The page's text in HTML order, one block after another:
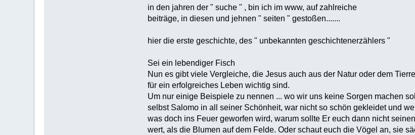
in den jahren der " suche " , bin ich im www, auf zahlreiche
beiträge, in diesen und jehnen " seiten " gestoßen.......
hier die erste geschichte, des " unbekannten geschichtenerzählers "
Sei ein lebendiger Fisch
Nun es gibt viele Vergleiche, die Jesus auch aus der Natur oder dem
für ein erfolgreiches Leben wichtig sind.
Um nur einige Beispiele zu nennen ... wo wir uns keine Sorgen machen
selbst Salomo in all seiner Schönheit, war nicht so schön gekleidet und
was doch ins Feuer geworfen wird, warum sollte Er euch dann nicht
wert, als die Blumen auf dem Felde. Oder schaut euch die Vögel an, sie